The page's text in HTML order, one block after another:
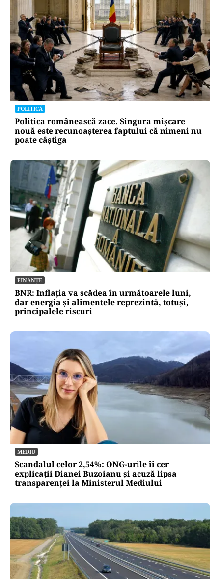
POLITICĂ
Politica românească zace. Singura mișcare
nouă este recunoașterea faptului că nimeni nu
poate câștiga
FINANȚE
BNR: Inflația va scădea în următoarele luni,
dar energia și alimentele reprezintă, totuși,
principalele riscuri
MEDIU
Scandalul celor 2,54%: ONG-urile îi cer
explicații Dianei Buzoianu și acuză lipsa
transparenței la Ministerul Mediului